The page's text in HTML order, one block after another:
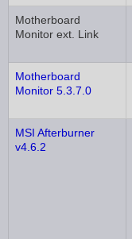
Motherboard
Monitor ext. Link
Motherboard
Monitor 5.3.7.0
MSI Afterburner
v4.6.2